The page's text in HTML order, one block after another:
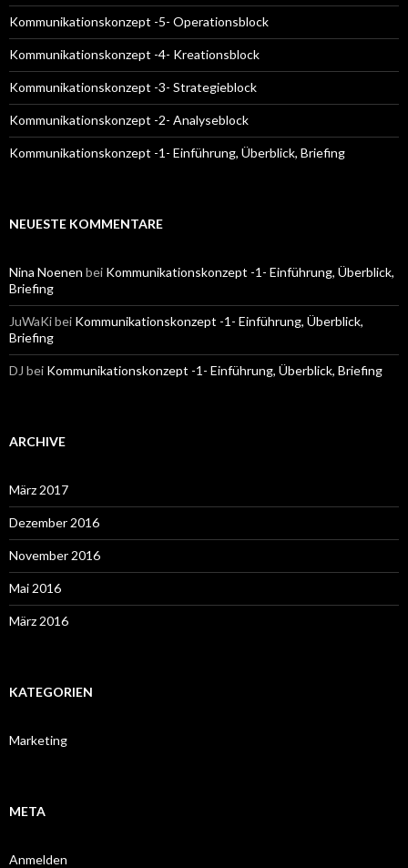
Kommunikationskonzept -5- Operationsblock
Kommunikationskonzept -4- Kreationsblock
Kommunikationskonzept -3- Strategieblock
Kommunikationskonzept -2- Analyseblock
Kommunikationskonzept -1- Einführung, Überblick, Briefing
NEUESTE KOMMENTARE
Nina Noenen bei Kommunikationskonzept -1- Einführung, Überblick,
Briefing
JuWaKibei Kommunikationskonzept -1- Einführung, Überblick,
Briefing
DJ bei Kommunikationskonzept -1- Einführung, Überblick, Briefing
ARCHIVE
März 2017
Dezember 2016
November 2016
Mai 2016
März 2016
KATEGORIEN
Marketing
META
Anmelden